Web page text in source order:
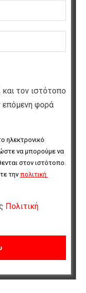
τον ιστότοπο
επόμενη φορά
ηλεκτρονικό
να μπορούμε να
στον ιστότοπο.
την πολιτική
Πολιτική